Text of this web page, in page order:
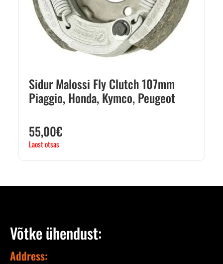
Sidur Malossi Fly Clutch 107mm
Piaggio, Honda, Kymco, Peugeot
55,00€
Laost otsas
Võtke ühendust:
Address: